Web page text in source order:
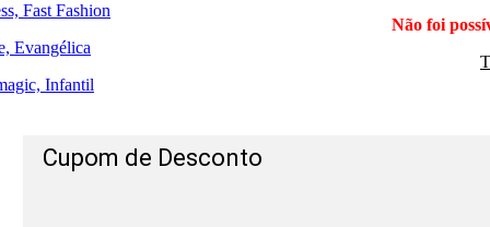
Fast Fashion
Evangélica
Infantil
Não foi
Cupom de Desconto